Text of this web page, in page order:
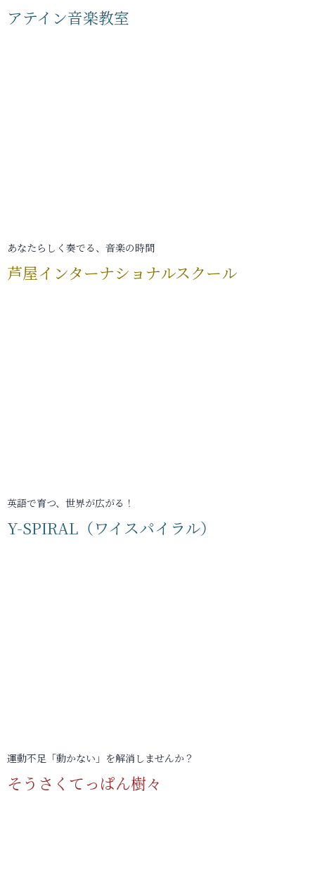
アテイン音楽教室
あなたらしく奏でる、音楽の時間
芦屋インターナショナルスクール
英語で育つ、世界が広がる！
Y-SPIRAL（ワイスパイラル）
運動不足「動かない」を解消しませんか？
そうさくてっぱん樹々